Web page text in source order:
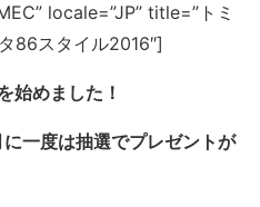
locale=”JP” title=”トミ
86スタイル2016″]
始めました！
一度は抽選でプレゼントが